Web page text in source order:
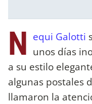
N equi Galotti
unos días
a su estilo
algunas postales
llamaron la